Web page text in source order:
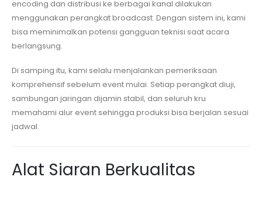
encoding dan distribusi ke berbagai kanal dilakukan
menggunakan perangkat broadcast. Dengan sistem ini, kami
bisa meminimalkan potensi gangguan teknisi saat acara
berlangsung.
Di samping itu, kami selalu menjalankan pemeriksaan
komprehensif sebelum event mulai. Setiap perangkat diuji,
sambungan jaringan dijamin stabil, dan seluruh kru
memahami alur event sehingga produksi bisa berjalan sesuai
jadwal.
Alat Siaran Berkualitas